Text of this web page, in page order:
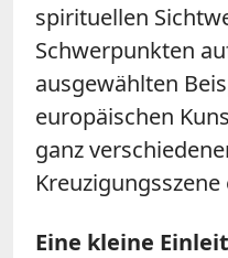
spirituellen
Schwerpunkten
ausgewählten
europäischen
ganz
Eine kleine